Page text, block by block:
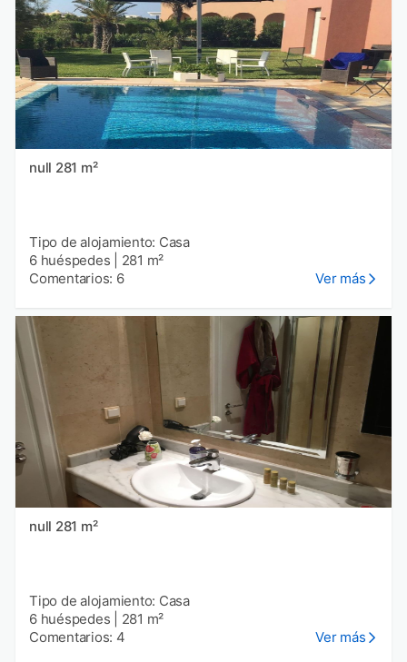
null 281 m²
Tipo de alojamiento: Casa
6 huéspedes
281 m²
Comentarios: 6
Ver más
null 281 m²
Tipo de alojamiento: Casa
6 huéspedes
281 m²
Comentarios: 4
Ver más